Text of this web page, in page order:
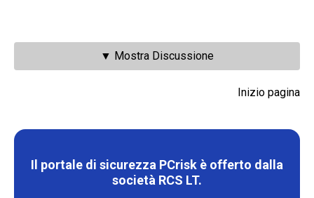
▼ Mostra Discussione
Inizio pagina
Il portale di sicurezza PCrisk è offerto dalla
società RCS LT.